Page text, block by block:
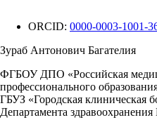
ORCID: 0000-0003-1001-
Зураб Антонович Багателия
ФГБОУ ДПО «Российская
профессионального
ГБУЗ «Городская клиническая
Департамента